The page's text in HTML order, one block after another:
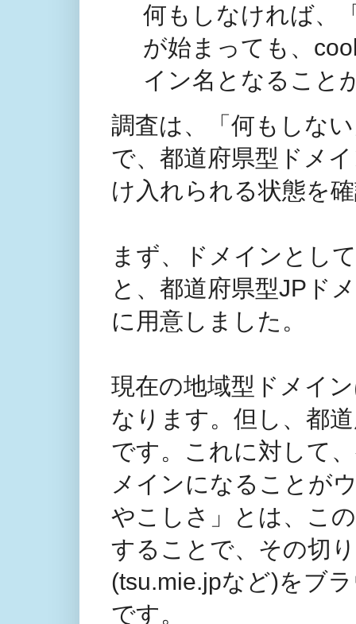
何もしなければ、
が始まっても、
イン名となること
調査は、「何もしな
で、都道府県型ドメ
け入れられる状態を
まず、ドメインとし
と、都道府県型JPド
に用意しました。
現在の地域型ドメイ
なります。但し、都
です。これに対して
メインになることが
やこしさ」とは、こ
することで、その切
(tsu.mie.jpなど)をブ
です。